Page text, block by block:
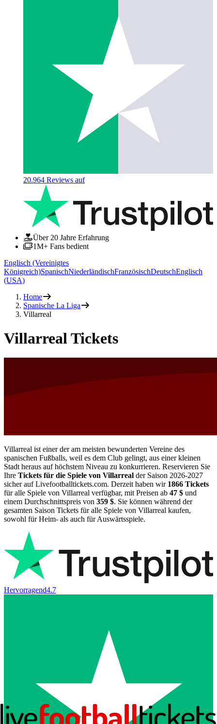
20.964 Reviews auf
Über 20 Jahre Erfahrung
1M+ Fans bedient
Englisch (Vereinigtes
Königreich)SpanischNiederländischFranzösischDeutschEnglisch
(USA)
Home
Spanische La Liga
Villarreal
Villarreal Tickets
Villarreal ist einer der am meisten bewunderten Vereine des
spanischen Fußballs, weil es dem Club gelingt, aus einer kleinen
Stadt heraus auf höchstem Niveau zu konkurrieren. Reservieren Sie
Ihre Tickets für die Spiele von Villarreal der Saison 2026-2027
sicher auf Livefootballtickets.com. Derzeit haben wir 1866 Tickets
für alle Spiele von Villarreal verfügbar, mit Preisen ab 47 $ und
einem Durchschnittspreis von 359 $. Sie können während der
gesamten Saison Tickets für alle Spiele von Villarreal kaufen,
sowohl für Heim- als auch für Auswärtsspiele.
Hervorragend4.7